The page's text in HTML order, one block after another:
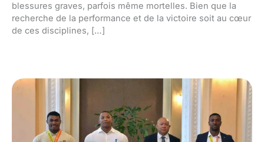
blessures graves, parfois même mortelles. Bien que la
recherche de la performance et de la victoire soit au cœur
de ces disciplines, […]